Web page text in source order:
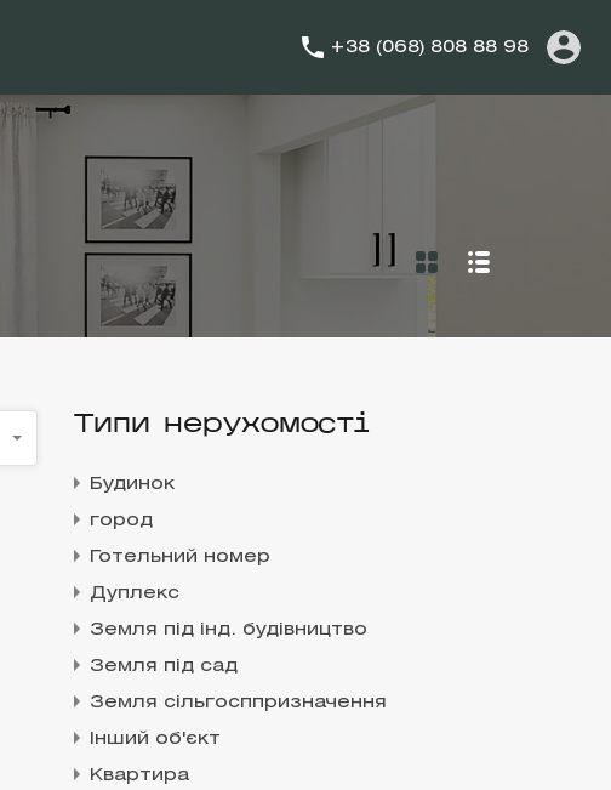
+38 (068) 808 88 98
Типи нерухомості
Будинок
город
Готельний номер
Дуплекс
Земля під інд. будівництво
Земля під сад
Земля сільгосппризначення
Інший об'єкт
Квартира